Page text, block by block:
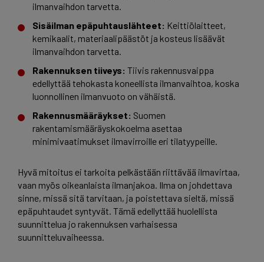
ilmanvaihdon tarvetta.
Sisäilman epäpuhtauslähteet: Keittiölaitteet,
kemikaalit, materiaalipäästöt ja kosteus lisäävät
ilmanvaihdon tarvetta.
Rakennuksen tiiveys: Tiivis rakennusvaippa
edellyttää tehokasta koneellista ilmanvaihtoa, koska
luonnollinen ilmanvuoto on vähäistä.
Rakennusmääräykset: Suomen
rakentamismääräyskokoelma asettaa
minimivaatimukset ilmavirroille eri tilatyypeille.
Hyvä mitoitus ei tarkoita pelkästään riittävää ilmavirtaa,
vaan myös oikeanlaista ilmanjakoa. Ilma on johdettava
sinne, missä sitä tarvitaan, ja poistettava sieltä, missä
epäpuhtaudet syntyvät. Tämä edellyttää huolellista
suunnittelua jo rakennuksen varhaisessa
suunnitteluvaiheessa.